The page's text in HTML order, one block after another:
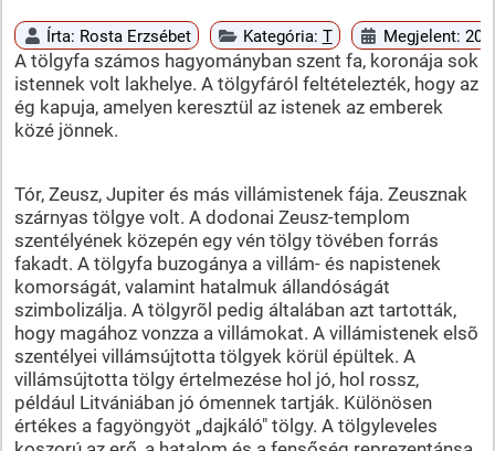
Írta: Rosta Erzsébet Kategória: T Megjelent:
A tölgyfa számos hagyományban szent fa, koronája sok
istennek volt lakhelye. A tölgyfáról feltételezték, hogy az
ég kapuja, amelyen keresztül az istenek az emberek
közé jönnek.
Tór, Zeusz, Jupiter és más villámistenek fája. Zeusznak
szárnyas tölgye volt. A dodonai Zeusz-templom
szentélyének közepén egy vén tölgy tövében forrás
fakadt. A tölgyfa buzogánya a villám- és napistenek
komorságát, valamint hatalmuk állandóságát
szimbolizálja. A tölgyrõl pedig általában azt tartották,
hogy magához vonzza a villámokat. A villámistenek elsõ
szentélyei villámsújtotta tölgyek körül épültek. A
villámsújtotta tölgy értelmezése hol jó, hol rossz,
például Litvániában jó ómennek tartják. Különösen
értékes a fagyöngyöt „dajkáló" tölgy. A tölgyleveles